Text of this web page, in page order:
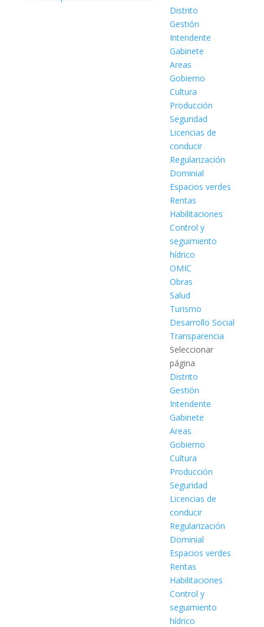
Distrito
Gestión
Intendente
Gabinete
Areas
Gobierno
Cultura
Producción
Seguridad
Licencias de
conducir
Regularización
Dominial
Espacios verdes
Rentas
Habilitaciones
Control y
seguimiento
hídrico
OMIC
Obras
Salud
Turismo
Desarrollo Social
Transparencia
Seleccionar
página
Distrito
Gestión
Intendente
Gabinete
Areas
Gobierno
Cultura
Producción
Seguridad
Licencias de
conducir
Regularización
Dominial
Espacios verdes
Rentas
Habilitaciones
Control y
seguimiento
hídrico